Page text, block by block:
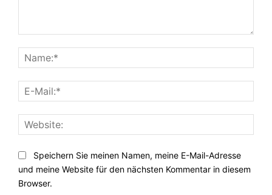
Speichern Sie meinen Namen, meine E-Mail-Adresse
und meine Website für den nächsten Kommentar in diesem
Browser.